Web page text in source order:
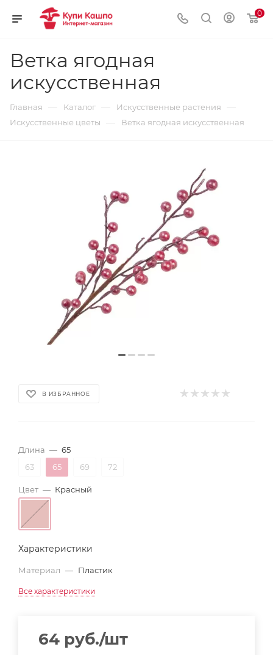
0
Ветка ягодная
искусственная
Главная — Каталог — Искусственные растения —
Искусственные цветы — Ветка ягодная искусственная
В ИЗБРАННОЕ
Длина — 65
63
65 69 72
Цвет — Красный
Характеристики
Материал — Пластик
Все характеристики
64 руб./шт